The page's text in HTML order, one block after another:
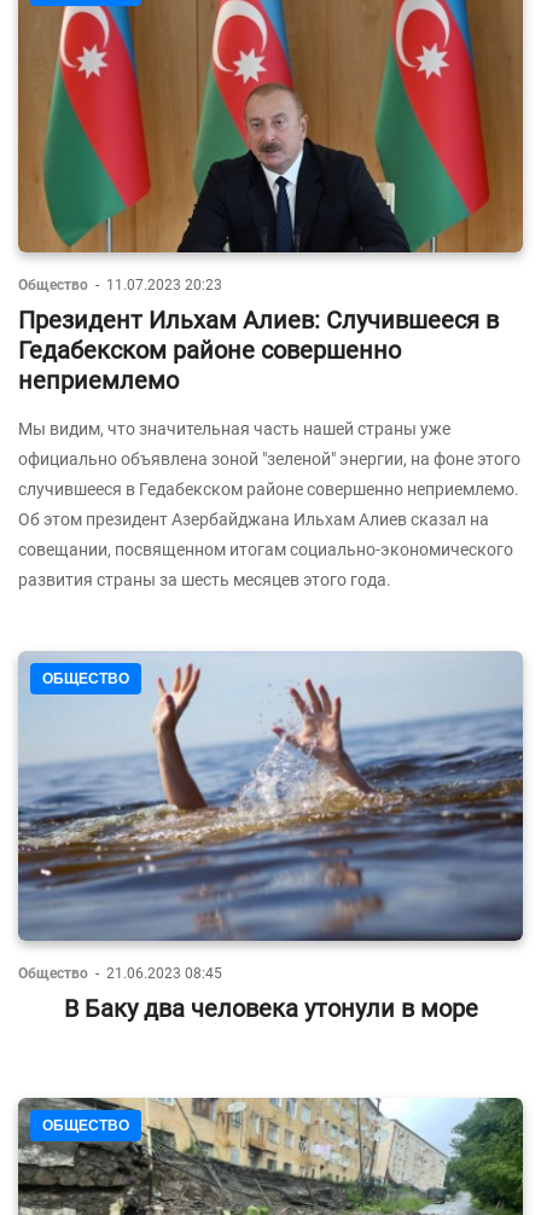
Общество - 11.07.2023 20:23
Президент Ильхам Алиев: Случившееся в
Гедабекском районе совершенно
неприемлемо
Мы видим, что значительная часть нашей страны уже
официально объявлена зоной "зеленой" энергии, на фоне этого
случившееся в Гедабекском районе совершенно неприемлемо.
Об этом президент Азербайджана Ильхам Алиев сказал на
совещании, посвященном итогам социально-экономического
развития страны за шесть месяцев этого года.
ОБЩЕСТВО
Общество - 21.06.2023 08:45
В Баку два человека утонули в море
ОБЩЕСТВО